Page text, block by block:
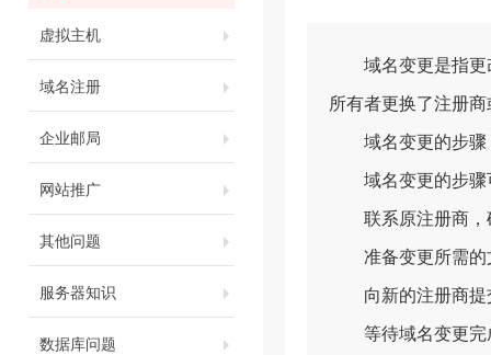
虚拟主机
域名注册
企业邮局
网站推广
其他问题
服务器知识
数据库问题
域名变更是指更
所有者更换了注册
域名变更的步骤
域名变更的步骤
联系原注册商，
准备变更所需的
向新的注册商提
等待域名变更完